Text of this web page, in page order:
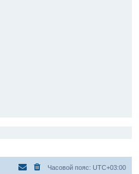
Часовой пояс: UTC+03:00